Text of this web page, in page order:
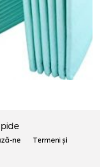
ne
Termeni și